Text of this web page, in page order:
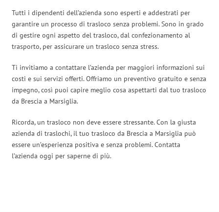
Tutti i dipendenti dell’azienda sono esperti e addestrati per
garantire un processo di trasloco senza problemi. Sono in grado
di gestire ogni aspetto del trasloco, dal confezionamento al
trasporto, per assicurare un trasloco senza stress.
Ti invitiamo a contattare l’azienda per maggiori informazioni sui
costi e sui servizi offerti. Offriamo un preventivo gratuito e senza
impegno, così puoi capire meglio cosa aspettarti dal tuo trasloco
da Brescia a Marsiglia.
Ricorda, un trasloco non deve essere stressante. Con la giusta
azienda di traslochi, il tuo trasloco da Brescia a Marsiglia può
essere un’esperienza positiva e senza problemi. Contatta
l’azienda oggi per saperne di più.